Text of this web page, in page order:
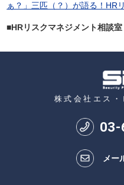
ぁ？」三匹（？）が語る！HR
■HRリスクマネジメント相談
株式会社エス・
03-
メー